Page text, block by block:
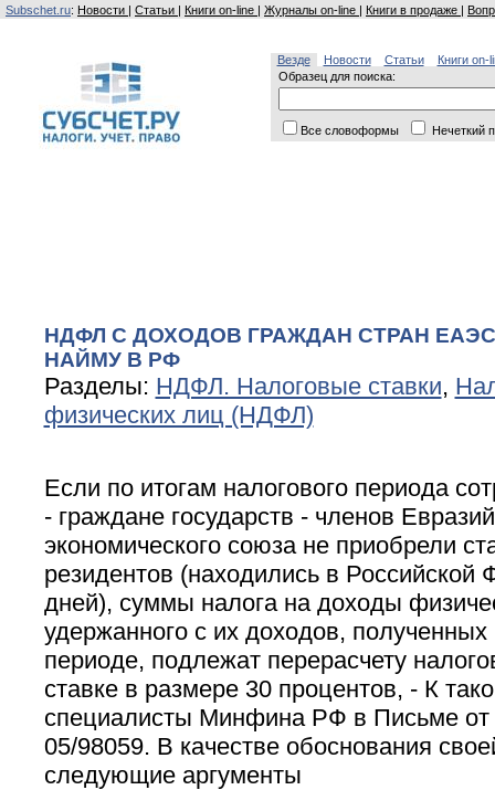
Subschet.ru: Новости | Статьи | Книги on-line | Журналы on-line | Книги в продаже |
Везде Новости Статьи
Книги on-
Образец для поиска:
Все словоформы Нечеткий
НДФЛ С ДОХОДОВ ГРАЖДАН СТРАН
НАЙМУ В РФ
Разделы: НДФЛ. Налоговые ставки,
физических лиц (НДФЛ)
Если по итогам налогового периода
- граждане государств - членов
экономического союза не приобрели
резидентов (находились в
дней), суммы налога на доходы
удержанного с их доходов,
периоде, подлежат перерасчету
ставке в размере 30 процентов, - К
специалисты Минфина РФ в Письме от
05/98059. В качестве обоснования
следующие аргументы